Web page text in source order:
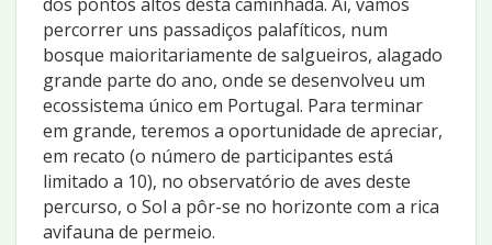
percorrer uns passadiços palafíticos, num
bosque maioritariamente de salgueiros, alagado
grande parte do ano, onde se desenvolveu um
ecossistema único em Portugal. Para terminar
em grande, teremos a oportunidade de apreciar,
em recato (o número de participantes está
limitado a 10), no observatório de aves deste
percurso, o Sol a pôr-se no horizonte com a rica
avifauna de permeio.